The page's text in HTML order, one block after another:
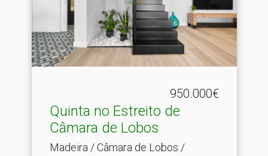
950.000€
Quinta no Estreito de
Câmara de Lobos
Madeira / Câmara de Lobos /